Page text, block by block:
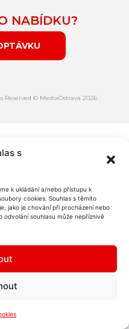
s
k ukládání a/nebo přístupu k
cookies. Souhlas s těmito
jako je chování při procházení nebo
odvolání souhlasu může nepříznivě
NABÍDKU?
© MediaOstrava 2026